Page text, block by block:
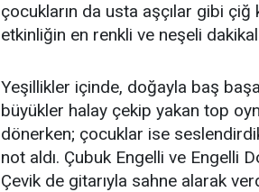
çocukların da usta aşçılar gibi
etkinliğin en renkli ve neşeli
Yeşillikler içinde, doğayla baş
büyükler halay çekip yakan top
dönerken; çocuklar ise
not aldı. Çubuk Engelli ve Engelli
Çevik de gitarıyla sahne alarak